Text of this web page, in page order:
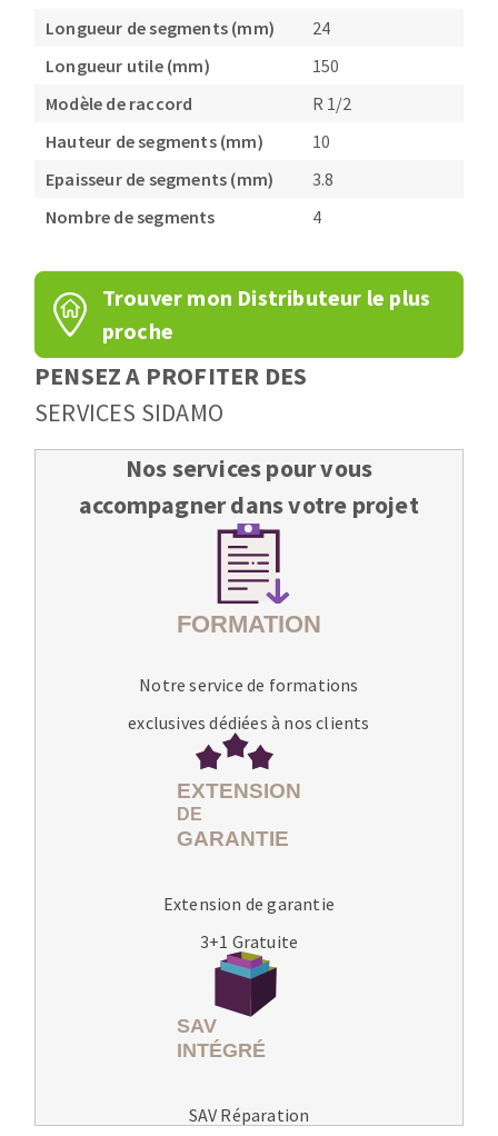
Longueur de segments (mm)
24
Longueur utile (mm)
150
Modèle de raccord
R 1/2
Hauteur de segments (mm)
10
Epaisseur de segments (mm)
3.8
Nombre de segments
4
Trouver mon Distributeur le plus
proche
PENSEZ A PROFITER DES
SERVICES SIDAMO
Nos services pour vous
accompagner dans votre projet
Notre service de formations
exclusives dédiées à nos clients
Extension de garantie
3+1 Gratuite
SAV Réparation